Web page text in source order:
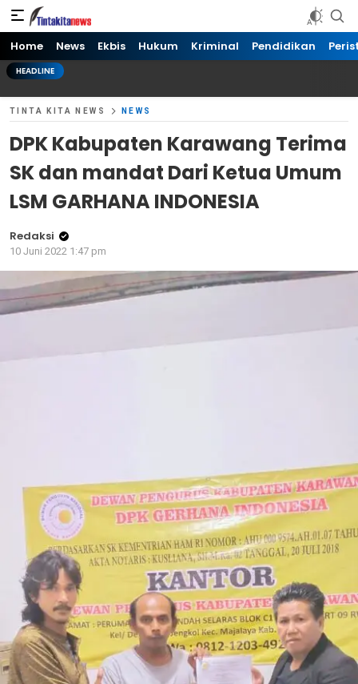
Tinta kita News
Informasi Terkini
Home News Ekbis Hukum Kriminal Pendidikan
HEADLINE
TINTA KITA NEWS NEWS
DPK Kabupaten Karawang Terima
SK dan mandat Dari Ketua Umum
LSM GARHANA INDONESIA
Redaksi
10 Juni 2022 1:47 pm